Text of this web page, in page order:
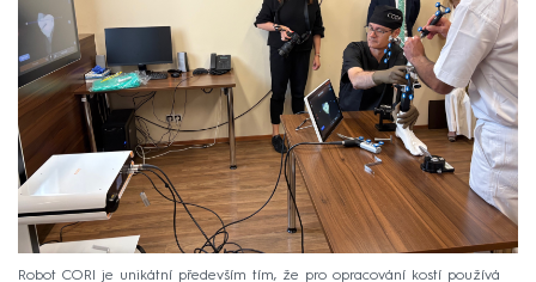
Robot CORI je unikátní především tím, že pro opracování kostí používá